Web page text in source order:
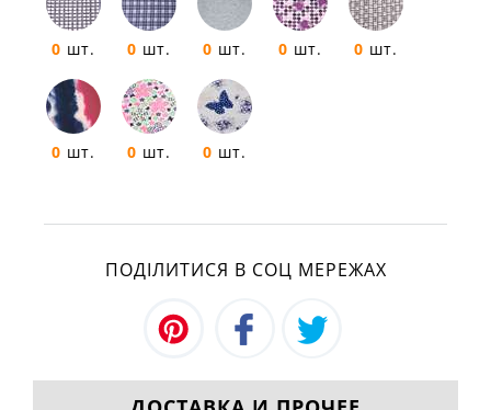
0 шт. 0 шт. 0 шт. 0 шт. 0 шт.
0 шт. 0 шт. 0 шт.
ПОДІЛИТИСЯ В СОЦ МЕРЕЖАХ